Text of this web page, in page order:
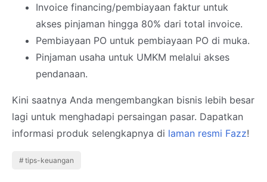
Invoice financing/pembiayaan faktur untuk
akses pinjaman hingga 80% dari total invoice.
Pembiayaan PO untuk pembiayaan PO di muka.
Pinjaman usaha untuk UMKM melalui akses
pendanaan.
Kini saatnya Anda mengembangkan bisnis lebih besar
lagi untuk menghadapi persaingan pasar. Dapatkan
informasi produk selengkapnya di laman resmi Fazz!
tips-keuangan